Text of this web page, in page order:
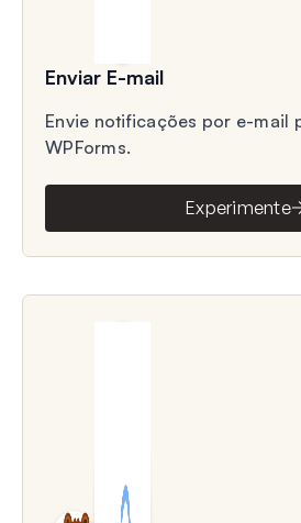
Enviar E-mail
Envie notificações por e-mail
WPForms.
Experimente